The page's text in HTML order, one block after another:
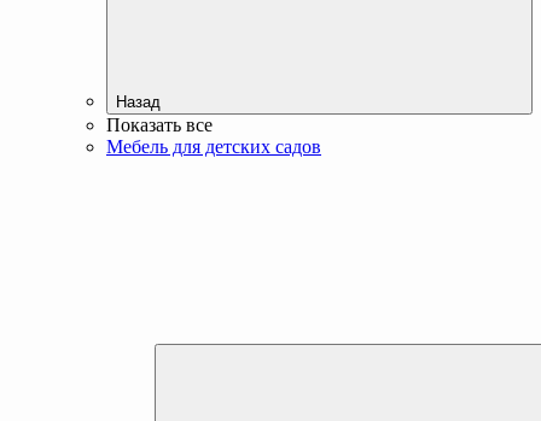
Назад
Показать все
Мебель для детских садов